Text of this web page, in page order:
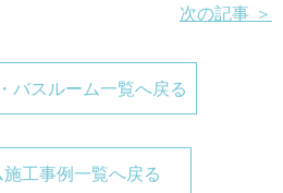
次の記事 ＞
バスルーム一覧へ戻る
施工事例一覧へ戻る